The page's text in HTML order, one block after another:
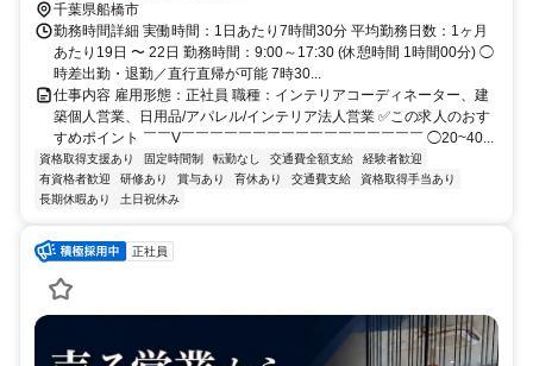
千葉県船橋市
勤務時間詳細 実働時間：1日あたり7時間30分 平均勤務日数：1ヶ月
あたり19日 〜 22日 勤務時間：9:00～17:30 (休憩時間 1時間00分) ◯
時差出勤・退勤／直行直帰が可能 7時30...
仕事内容 雇用形態：正社員 職種：インテリアコーディネーター、建
築個人営業、日用品/アパレル/インテリア法人営業 ✅この求人のおす
すめポイント ￣￣V￣￣￣￣￣￣￣￣￣￣￣￣￣￣￣￣￣ ◯20~40...
資格取得支援あり 固定時間制 転勤なし 交通費全額支給
経験者歓迎
有資格者歓迎
研修あり 賞与あり 育休あり 交通費支給
資格取得手当あり
長期休暇あり
土日祝休み
正社員